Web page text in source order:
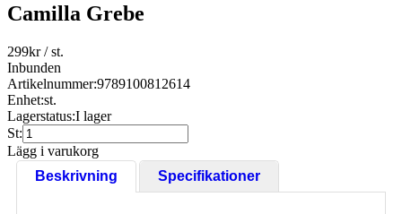
Camilla Grebe
299kr/ st.
Inbunden
Artikelnummer:9789100812614
Enhet:st.
Lagerstatus:I lager
St:
Lägg i varukorg
Beskrivning
Specifikationer